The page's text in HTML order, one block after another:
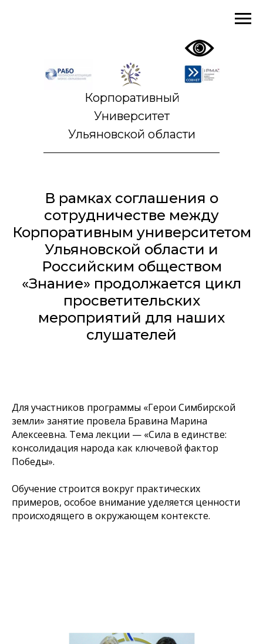
Корпоративный
Университет
Ульяновской области
В рамках соглашения о
сотрудничестве между
Корпоративным университетом
Ульяновской области и
Российским обществом
«Знание» продолжается цикл
просветительских
мероприятий для наших
слушателей
Для участников программы «Герои Симбирской
земли» занятие провела Бравина Марина
Алексеевна. Тема лекции — «Сила в единстве:
консолидация народа как ключевой фактор
Победы».
Обучение строится вокруг практических
примеров, особое внимание уделяется ценности
происходящего в окружающем контексте.